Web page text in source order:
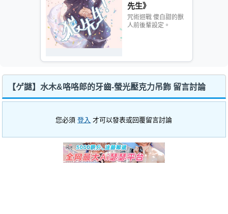
先生》
咒術迴戰 傻白甜的獸
人前後輩設定。
【ゲ謎】水木&咯咯郎的牙齒-螢光壓克力吊飾 留言討論
您必須登入 才可以發表或回覆留言討論